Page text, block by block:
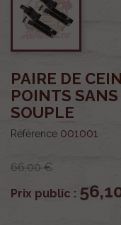
PAIRE DE
POINTS
SOUPLE
Référence 001001
66,00 €
Prix public :